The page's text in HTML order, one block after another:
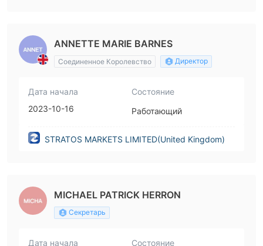
ANNETTE MARIE BARNES
Соединенное Королевство Директор
Дата начала
2023-10-16
Состояние
Работающий
STRATOS MARKETS LIMITED(United Kingdom)
MICHAEL PATRICK HERRON
Секретарь
Дата начала Состояние